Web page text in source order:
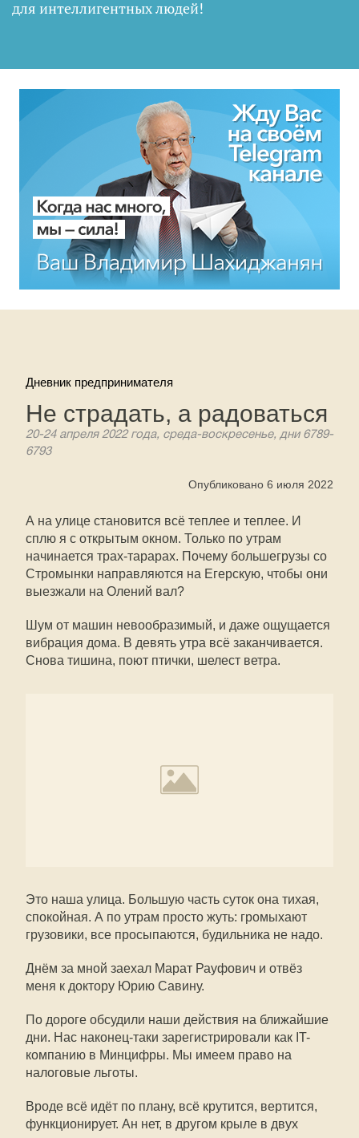
для интеллигентных людей!
Дневник предпринимателя
Не страдать, а радоваться
20-24 апреля 2022 года, среда-воскресенье, дни 6789-
6793
Опубликовано 6 июля 2022
А на улице становится всё теплее и теплее. И
сплю я с открытым окном. Только по утрам
начинается трах-тарарах. Почему большегрузы со
Стромынки направляются на Егерскую, чтобы они
выезжали на Олений вал?
Шум от машин невообразимый, и даже ощущается
вибрация дома. В девять утра всё заканчивается.
Снова тишина, поют птички, шелест ветра.
Это наша улица. Большую часть суток она тихая,
спокойная. А по утрам просто жуть: громыхают
грузовики, все просыпаются, будильника не надо.
Днём за мной заехал Марат Рауфович и отвёз
меня к доктору Юрию Савину.
По дороге обсудили наши действия на ближайшие
дни. Нас наконец-таки зарегистрировали как IT-
компанию в Минцифры. Мы имеем право на
налоговые льготы.
Вроде всё идёт по плану, всё крутится, вертится,
функционирует. Ан нет, в другом крыле в двух